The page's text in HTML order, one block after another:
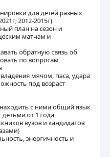
для детей разных
2012-2015г)
план на сезон и
матчам и
обратную связь об
по вопросам
мячом, паса, удара
под возраст
с ними общий язык
от 1 года
вузов и кандидатов
энергичность и